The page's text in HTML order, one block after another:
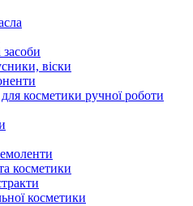
засоби
віски
для косметики ручної роботи
косметики
косметики